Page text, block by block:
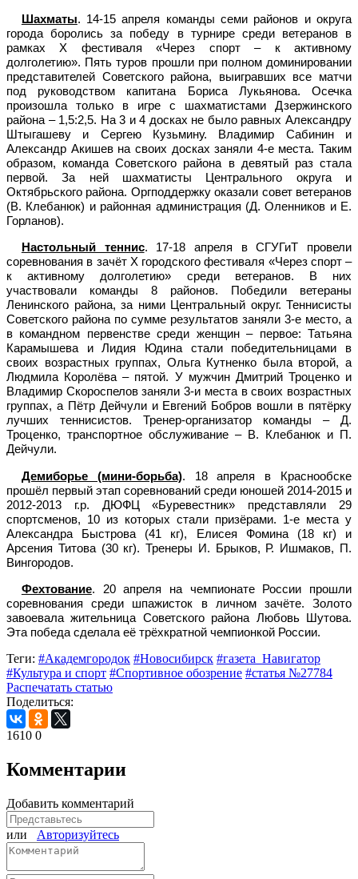
Шахматы. 14-15 апреля команды семи районов и округа
города боролись за победу в турнире среди ветеранов в
рамках X фестиваля «Через спорт – к активному
долголетию». Пять туров прошли при полном доминировании
представителей Советского района, выигравших все матчи
под руководством капитана Бориса Лукьянова. Осечка
произошла только в игре с шахматистами Дзержинского
района – 1,5:2,5. На 3 и 4 досках не было равных Александру
Штыгашеву и Сергею Кузьмину. Владимир Сабинин и
Александр Акишев на своих досках заняли 4-е места. Таким
образом, команда Советского района в девятый раз стала
первой. За ней шахматисты Центрального округа и
Октябрьского района. Оргподдержку оказали совет ветеранов
(В. Клебанюк) и районная администрация (Д. Оленников и Е.
Горланов).
Настольный теннис. 17-18 апреля в СГУГиТ провели
соревнования в зачёт X городского фестиваля «Через спорт –
к активному долголетию» среди ветеранов. В них
участвовали команды 8 районов. Победили ветераны
Ленинского района, за ними Центральный округ. Теннисисты
Советского района по сумме результатов заняли 3-е место, а
в командном первенстве среди женщин – первое: Татьяна
Карамышева и Лидия Юдина стали победительницами в
своих возрастных группах, Ольга Кутненко была второй, а
Людмила Королёва – пятой. У мужчин Дмитрий Троценко и
Владимир Скороспелов заняли 3-и места в своих возрастных
группах, а Пётр Дейчули и Евгений Бобров вошли в пятёрку
лучших теннисистов. Тренер-организатор команды – Д.
Троценко, транспортное обслуживание – В. Клебанюк и П.
Дейчули.
Демиборье (мини-борьба). 18 апреля в Краснообске
прошёл первый этап соревнований среди юношей 2014-2015 и
2012-2013 г.р. ДЮФЦ «Буревестник» представляли 29
спортсменов, 10 из которых стали призёрами. 1-е места у
Александра Быстрова (41 кг), Елисея Фомина (18 кг) и
Арсения Титова (30 кг). Тренеры И. Брыков, Р. Ишмаков, П.
Вингородов.
Фехтование. 20 апреля на чемпионате России прошли
соревнования среди шпажисток в личном зачёте. Золото
завоевала жительница Советского района Любовь Шутова.
Эта победа сделала её трёхкратной чемпионкой России.
Теги: #Академгородок #Новосибирск #газета_Навигатор
#Культура и спорт #Спортивное обозрение #статья №27784
Распечатать статью
Поделиться:
1610 0
Комментарии
Добавить комментарий
или Авторизуйтесь